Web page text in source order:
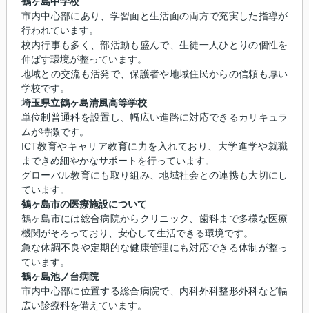
市内中心部にあり、学習面と生活面の両方で充実した指導が
行われています。
校内行事も多く、部活動も盛んで、生徒一人ひとりの個性を
伸ばす環境が整っています。
地域との交流も活発で、保護者や地域住民からの信頼も厚い
学校です。
埼玉県立鶴ヶ島清風高等学校
単位制普通科を設置し、幅広い進路に対応できるカリキュラ
ムが特徴です。
ICT教育やキャリア教育に力を入れており、大学進学や就職
まできめ細やかなサポートを行っています。
グローバル教育にも取り組み、地域社会との連携も大切にし
ています。
鶴ヶ島市の医療施設について
鶴ヶ島市には総合病院からクリニック、歯科まで多様な医療
機関がそろっており、安心して生活できる環境です。
急な体調不良や定期的な健康管理にも対応できる体制が整っ
ています。
鶴ヶ島池ノ台病院
市内中心部に位置する総合病院で、内科外科整形外科など幅
広い診療科を備えています。